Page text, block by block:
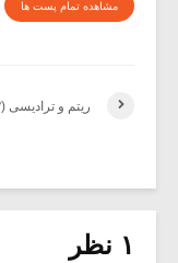
مشاهده تمام پست ها
ریتم و ترادیسی (۱۲)
۱ نظر